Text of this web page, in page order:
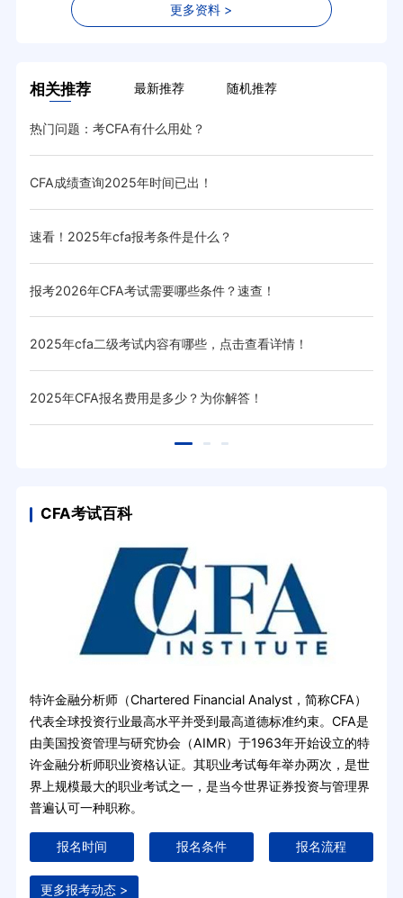
更多资料 >
相关推荐 最新推荐 随机推荐
热门问题：考CFA有什么用处？
CFA成绩查询2025年时间已出！
速看！2025年cfa报考条件是什么？
报考2026年CFA考试需要哪些条件？速查！
2025年cfa二级考试内容有哪些，点击查看详情！
2025年CFA报名费用是多少？为你解答！
CFA考试百科
特许金融分析师（Chartered Financial Analyst，简称CFA）
代表全球投资行业最高水平并受到最高道德标准约束。CFA是
由美国投资管理与研究协会（AIMR）于1963年开始设立的特
许金融分析师职业资格认证。其职业考试每年举办两次，是世
界上规模最大的职业考试之一，是当今世界证券投资与管理界
普遍认可一种职称。
报名时间 报名条件 报名流程
更多报考动态 >